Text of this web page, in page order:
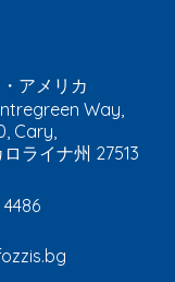
アメリカ
Way,
Cary,
ライナ州 27513